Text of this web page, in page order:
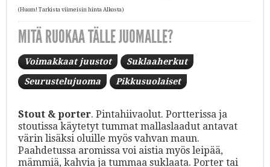
(Huom! Tarkista viimeisin hinta Alkosta)
MITÄ RUOKAA TÄLLE JUOMALLE?
Voimakkaat juustot Suklaaherkut
Seurustelujuoma Pikkusuolaiset
Stout & porter. Pintahiivaolut. Portterissa ja
stoutissa käytetyt tummat mallaslaadut antavat
värin lisäksi oluille myös vahvan maun.
Paahdetussa aromissa voi aistia myös leipää,
mämmiä, kahvia ja tummaa suklaata. Porter tai